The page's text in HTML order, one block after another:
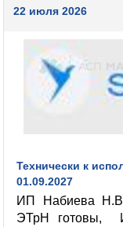
22 июля 2026
Технически к
01.09.2027
ИП Набиева Н.В.
ЭТрН готовы,